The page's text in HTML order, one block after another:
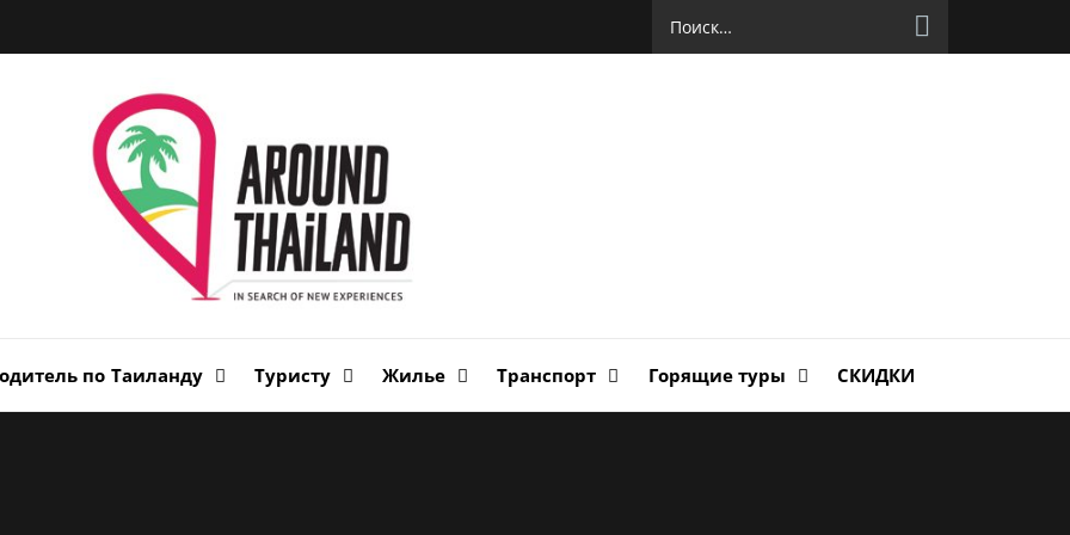
по Таиланду Туристу Жилье Транспорт Горящие туры СКИДКИ